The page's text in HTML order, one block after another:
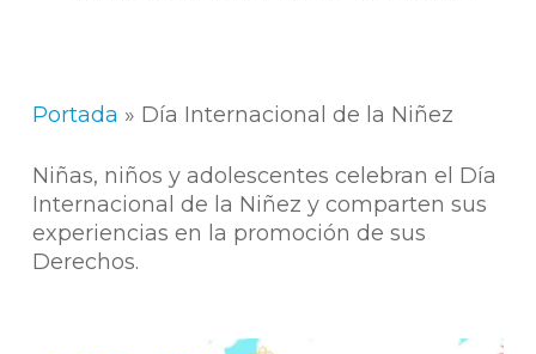
Portada » Día Internacional de la Niñez
Niñas, niños y adolescentes celebran el Día
Internacional de la Niñez y comparten sus
experiencias en la promoción de sus
Derechos.